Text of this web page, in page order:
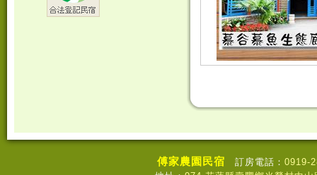
傅家農園民宿 訂房電話： 0919-